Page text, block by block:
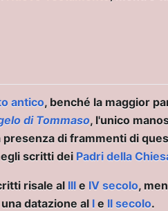
antico, benché la maggior
di Tommaso, l'unico
di frammenti di
scritti dei Padri della
risale al III e IV secolo,
datazione al I e II secolo.